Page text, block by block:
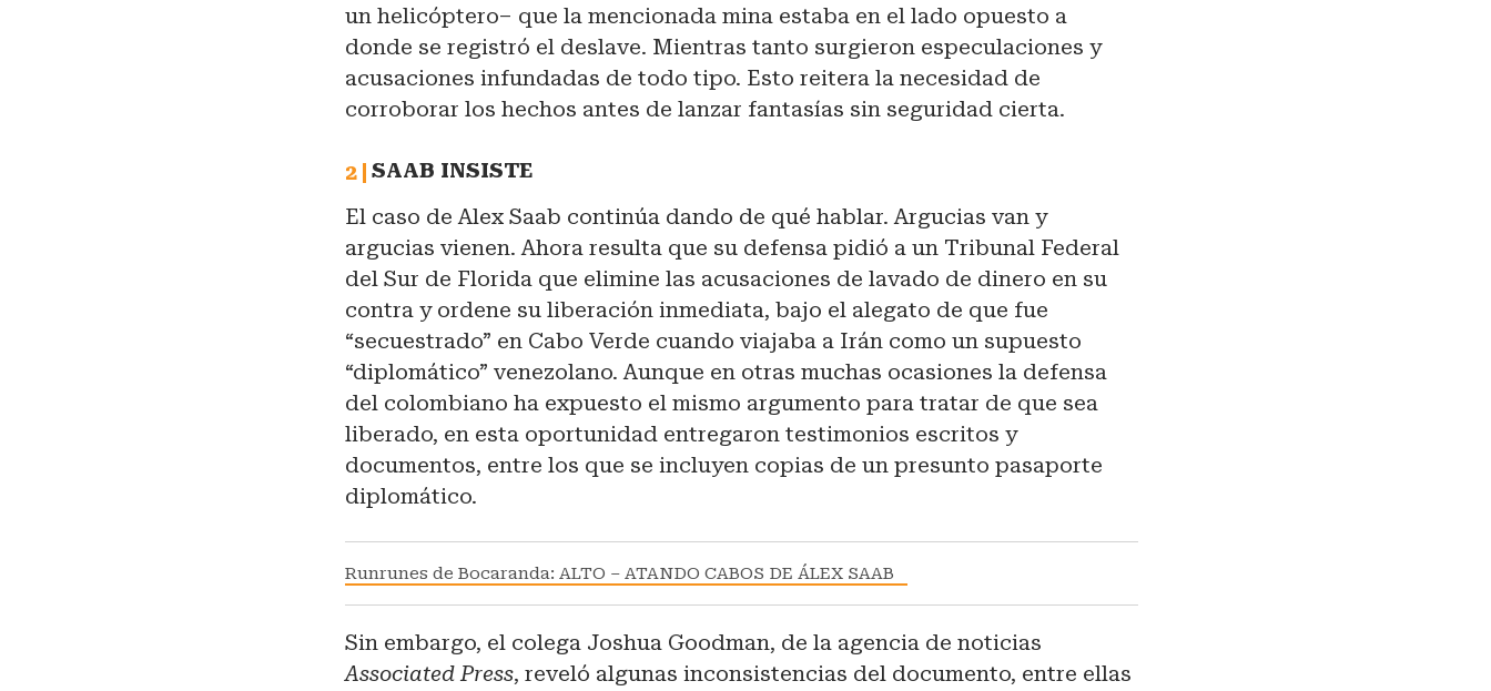
un helicóptero– que la mencionada mina estaba en el lado opuesto a
donde se registró el deslave. Mientras tanto surgieron especulaciones y
acusaciones infundadas de todo tipo. Esto reitera la necesidad de
corroborar los hechos antes de lanzar fantasías sin seguridad cierta.
SAAB INSISTE
El caso de Alex Saab continúa dando de qué hablar. Argucias van y
argucias vienen. Ahora resulta que su defensa pidió a un Tribunal Federal
del Sur de Florida que elimine las acusaciones de lavado de dinero en su
contra y ordene su liberación inmediata, bajo el alegato de que fue
“secuestrado” en Cabo Verde cuando viajaba a Irán como un supuesto
“diplomático” venezolano. Aunque en otras muchas ocasiones la defensa
del colombiano ha expuesto el mismo argumento para tratar de que sea
liberado, en esta oportunidad entregaron testimonios escritos y
documentos, entre los que se incluyen copias de un presunto pasaporte
diplomático.
Runrunes de Bocaranda: ALTO – ATANDO CABOS DE ÁLEX SAAB
Sin embargo, el colega Joshua Goodman, de la agencia de noticias
Associated Press, reveló algunas inconsistencias del documento, entre ellas